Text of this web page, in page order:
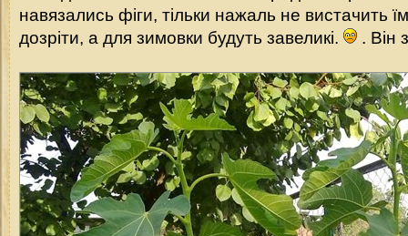
навязались фіги, тільки нажаль не вистачить
дозріти, а для зимовки будуть завеликі.
. Він